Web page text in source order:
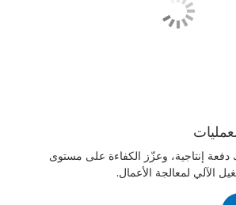
دفعة إنتاجية، وعزّز الكفاءة على مستوى
الآلي لمعالجة الأعمال.